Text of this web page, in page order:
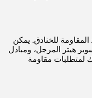
للخنادق. يمكن
هيتر المرجل، ومبادل
لمتطلبات مقاومة